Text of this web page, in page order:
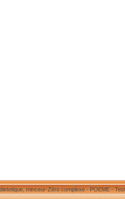
minceur-Zéro complexe-POEME-